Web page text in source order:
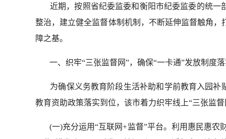
近期，按照省纪委监委和衡阳市纪委监委的统一
整治，建立健全监督体制机制，不断延伸监督触角
障之基。
一、织牢“三张监督网”，确保“一卡通”发放制度
为确保义务教育阶段生活补助和学前教育入园补
教育资助政策落实到位，该市着力织牢线上“三张监督
(一)充分运用“互联网+监督”平台。利用惠民惠农